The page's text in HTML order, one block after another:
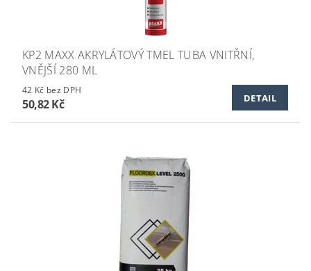
KP2 MAXX AKRYLÁTOVÝ TMEL TUBA VNITŘNÍ,
VNĚJŠÍ 280 ML
42 Kč bez DPH
50,82 Kč DETAIL